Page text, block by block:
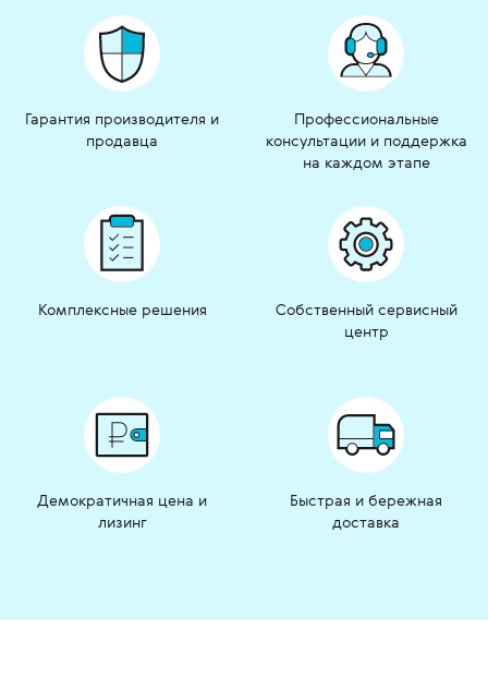
Гарантия производителя и
продавца
Профессиональные
консультации и поддержка
на каждом этапе
Комплексные решения
Собственный сервисный
центр
Демократичная цена и
лизинг
Быстрая и бережная
доставка